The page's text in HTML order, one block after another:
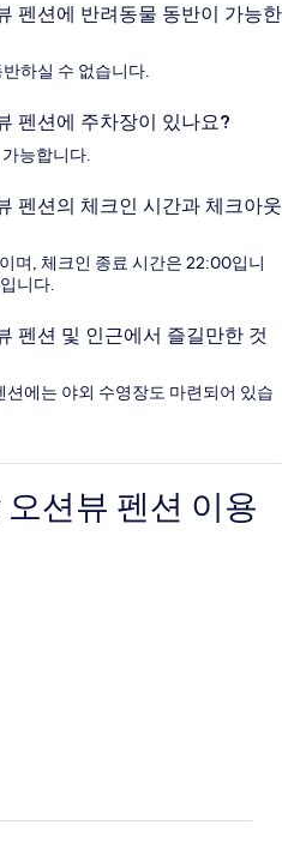
펜션에 반려동물 동반이 가능한
하실 수 없습니다.
펜션에 주차장이 있나요?
능합니다.
펜션의 체크인 시간과 체크아웃
며, 체크인 종료 시간은 22:00입니
니다.
펜션 및 인근에서 즐길만한 것
에는 야외 수영장도 마련되어 있습
션뷰 펜션 이용